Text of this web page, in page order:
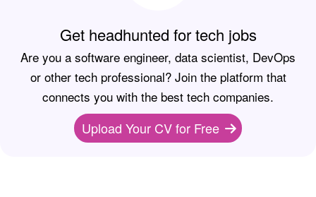
Get headhunted for tech jobs
Are you a software engineer, data scientist, DevOps
or other tech professional? Join the platform that
connects you with the best tech companies.
Upload Your CV for Free